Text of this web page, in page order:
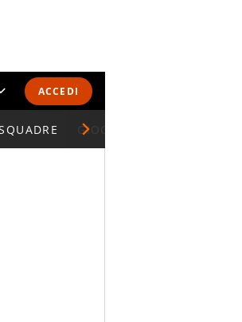
ACCEDI
E CLASSIFICHEGIOCATORI SERIE A